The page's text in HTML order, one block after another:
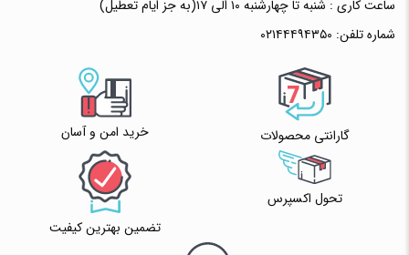
ساعت کاری : شنبه تا چهارشنبه ۱۰ الی ۱۷(به جز ایام تعطیل)
شماره تلفن: ۰۲۱۴۴۴۹۴۳۵۰
گارانتی محصولات خرید امن و آسان
تحول اکسپرس
تضمین بهترین کیفیت